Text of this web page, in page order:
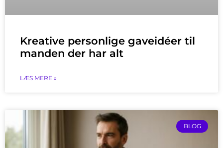
Kreative personlige gaveidéer til
manden der har alt
LÆS MERE »
BLOG